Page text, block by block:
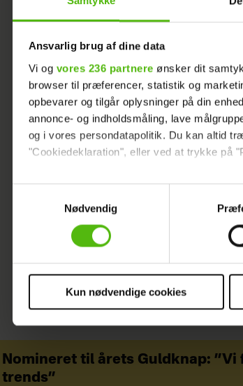
Ansvarlig brug af dine data
Vi og vores 236 partnere ønsker dit
browser til præferencer, statistik og
opbevarer og tilgår oplysninger på din
annonce- og indholdsmåling, lave
og i vores persondatapolitik. Du kan altid
"Cookiedeklaration", eller ved at trykke på
Dine valg anvendes på hele websitet.
Vi ønsker dit samtykke til at indsamle og
Vi anvender egne cookies og cookies fra
sociale medier.
vores
privatlivspolitikog cookiepolitik.
Nødvendig
Kun nødvendige cookies
Har du
gerne fra dig
MODE ALT-FOR-DAMERNE
Nomineret til årets Guldknap:
trends”